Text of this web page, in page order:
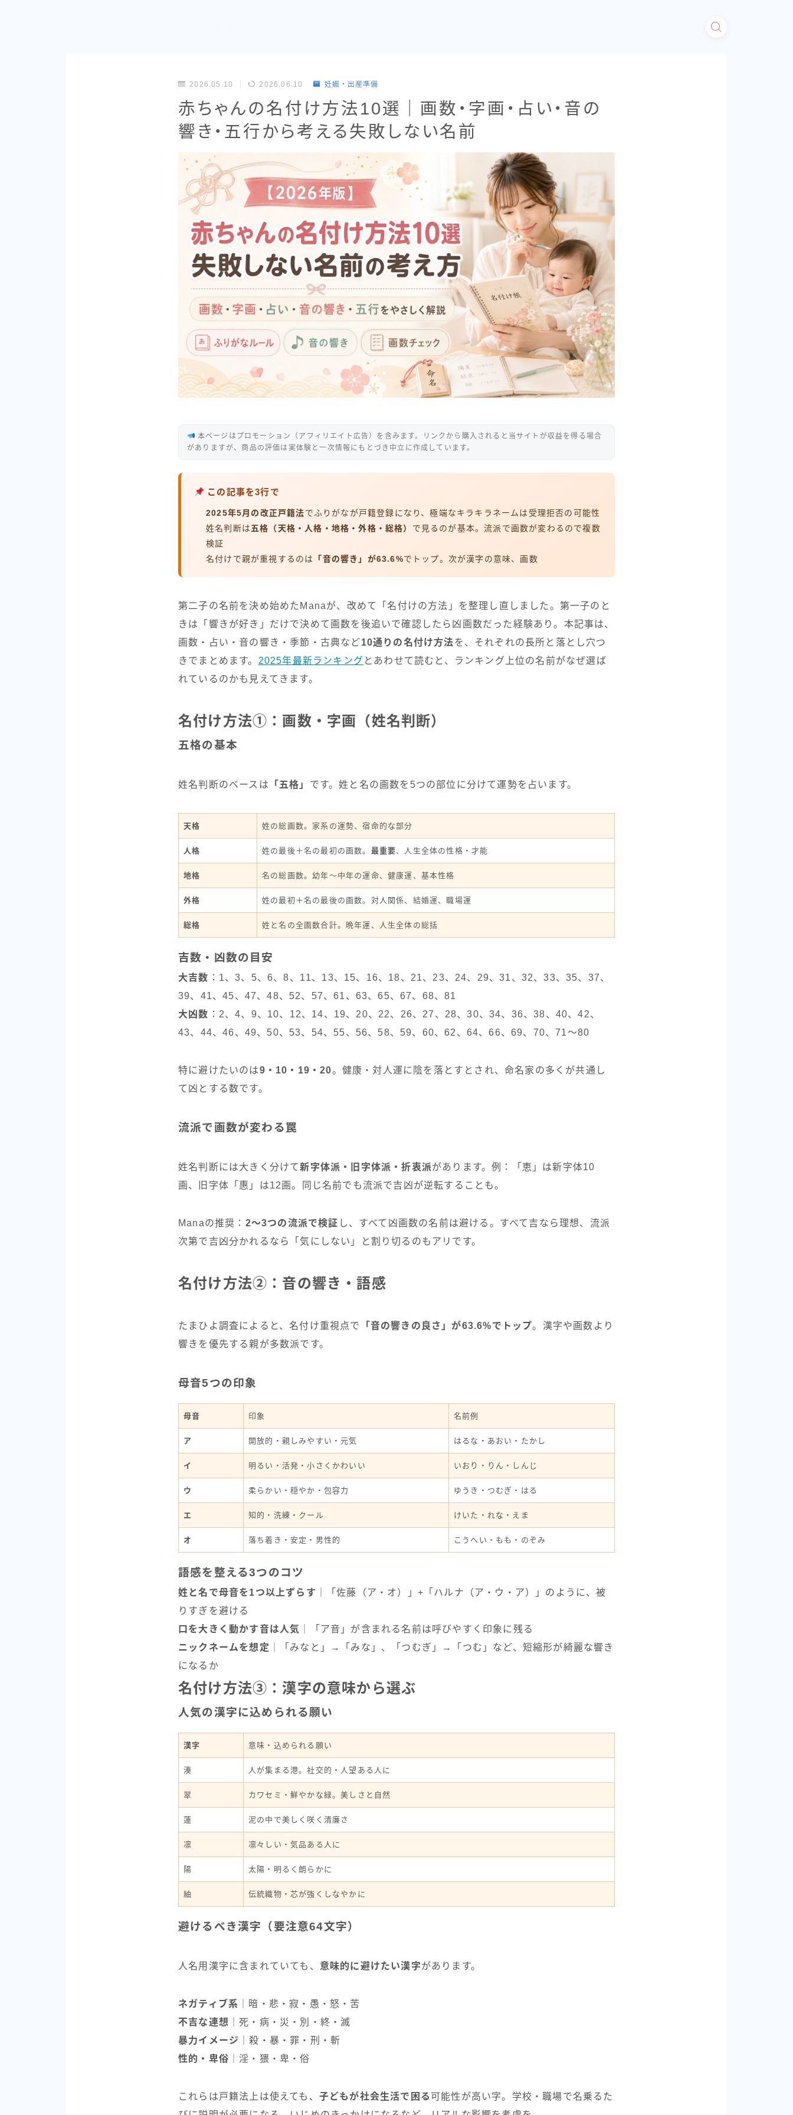
2026.05.10 2026.06.10 妊娠・出産準備
赤ちゃんの名付け方法10選｜画数・字画・占い・音の
響き・五行から考える失敗しない名前
本ページはプロモーション（アフィリエイト広告）を含みます。リンクから購入されると当サイトが収益を得る場合
がありますが、商品の評価は実体験と一次情報にもとづき中立に作成しています。
この記事を3行で
2025年5月の改正戸籍法でふりがなが戸籍登録になり、極端なキラキラネームは受理拒否の可能性
姓名判断は五格（天格・人格・地格・外格・総格） で見るのが基本。流派で画数が変わるので複数
検証
名付けで親が重視するのは
「音の響き」が63.6%でトップ。次が漢字の意味、画数
第二子の名前を決め始めたManaが、改めて「名付けの方法」を整理し直しました。第一子のと
きは「響きが好き」だけで決めて画数を後追いで確認したら凶画数だった経験あり。本記事は、
画数・占い・音の響き・季節・古典など10通りの名付け方法を、それぞれの長所と落とし穴つ
きでまとめます。 2025年最新ランキング とあわせて読むと、ランキング上位の名前がなぜ選ば
れているのかも見えてきます。
名付け方法①：画数・字画（姓名判断）
五格の基本
姓名判断のベースは 「五格」 です。姓と名の画数を5つの部位に分けて運勢を占います。
天格 姓の総画数。家系の運勢、宿命的な部分
人格 姓の最後＋名の最初の画数。 最重要、人生全体の性格・才能
地格 名の総画数。幼年〜中年の運命、健康運、基本性格
外格 姓の最初＋名の最後の画数。対人関係、結婚運、職場運
総格 姓と名の全画数合計。晩年運、人生全体の総括
吉数・凶数の目安
大吉数 ：1、3、5、6、8、11、13、15、16、18、21、23、24、29、31、32、33、35、37、
39、41、45、47、48、52、57、61、63、65、67、68、81
大凶数 ：2、4、9、10、12、14、19、20、22、26、27、28、30、34、36、38、40、42、
43、44、46、49、50、53、54、55、56、58、59、60、62、64、66、69、70、71〜80
特に避けたいのは9・10・19・20。健康・対人運に陰を落とすとされ、命名家の多くが共通し
て凶とする数です。
流派で画数が変わる罠
姓名判断には大きく分けて新字体派・旧字体派・折衷派があります。例：「恵」は新字体10
画、旧字体「惠」は12画。同じ名前でも流派で吉凶が逆転することも。
Manaの推奨： 2〜3つの流派で検証 し、すべて凶画数の名前は避ける。すべて吉なら理想、流派
次第で吉凶分かれるなら「気にしない」と割り切るのもアリです。
名付け方法②：音の響き・語感
たまひよ調査によると、名付け重視点で 「音の響きの良さ」が63.6%でトップ。漢字や画数より
響きを優先する親が多数派です。
母音5つの印象
母音 印象 名前例
ア 開放的・親しみやすい・元気 はるな・あおい・たかし
イ 明るい・活発・小さくかわいい いおり・りん・しんじ
ウ 柔らかい・穏やか・包容力 ゆうき・つむぎ・はる
エ 知的・洗練・クール けいた・れな・えま
オ 落ち着き・安定・男性的 こうへい・もも・のぞみ
語感を整える3つのコツ
姓と名で母音を1つ以上ずらす
｜「佐藤（ア・オ）」+「ハルナ（ア・ウ・ア）」のように、被
りすぎを避ける
口を大きく動かす音は人気
｜「ア音」が含まれる名前は呼びやすく印象に残る
ニックネームを想定
｜「みなと」→「みな」、「つむぎ」→「つむ」など、短縮形が綺麗な響き
になるか
名付け方法③：漢字の意味から選ぶ
人気の漢字に込められる願い
漢字 意味・込められる願い
湊 人が集まる港。社交的・人望ある人に
翠 カワセミ・鮮やかな緑。美しさと自然
蓮 泥の中で美しく咲く清廉さ
凛 凛々しい・気品ある人に
陽 太陽・明るく朗らかに
紬 伝統織物・芯が強くしなやかに
避けるべき漢字（要注意64文字）
人名用漢字に含まれていても、 意味的に避けたい漢字があります。
ネガティブ系 ｜暗・悲・寂・愚・怒・苦
不吉な連想
｜死・病・災・別・終・滅
暴力イメージ
｜殺・暴・罪・刑・斬
性的・卑俗 ｜淫・猥・卑・俗
これらは戸籍法上は使えても、 子どもが社会生活で困る 可能性が高い字。学校・職場で名乗るた